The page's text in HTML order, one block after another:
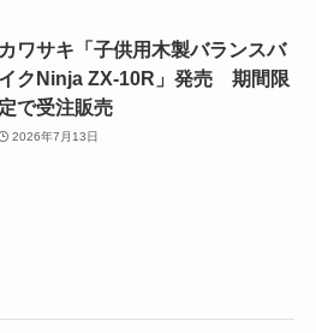
カワサキ「子供用木製バランスバ
イクNinja ZX-10R」発売 期間限
定で受注販売
2026年7月13日